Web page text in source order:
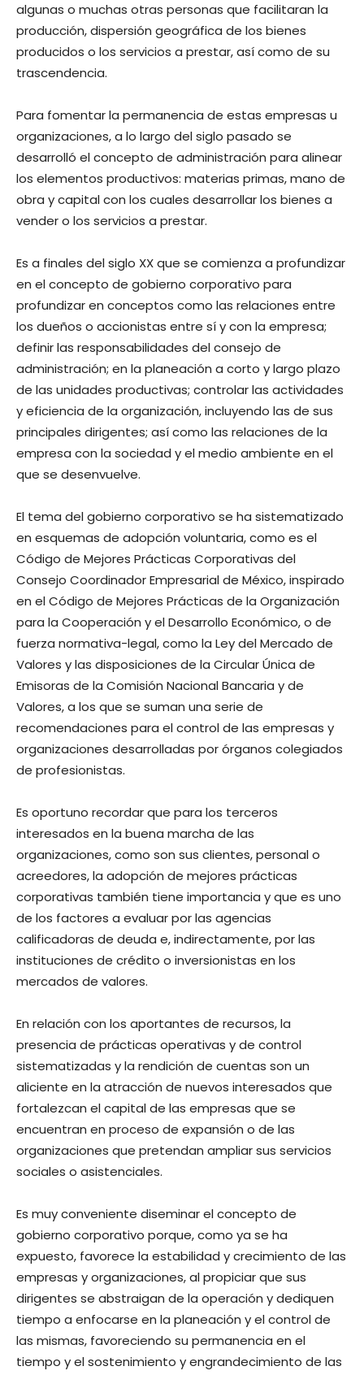
algunas o muchas otras personas que facilitaran la
producción, dispersión geográfica de los bienes
producidos o los servicios a prestar, así como de su
trascendencia.
Para fomentar la permanencia de estas empresas u
organizaciones, a lo largo del siglo pasado se
desarrolló el concepto de administración para alinear
los elementos productivos: materias primas, mano de
obra y capital con los cuales desarrollar los bienes a
vender o los servicios a prestar.
Es a finales del siglo XX que se comienza a profundizar
en el concepto de gobierno corporativo para
profundizar en conceptos como las relaciones entre
los dueños o accionistas entre sí y con la empresa;
definir las responsabilidades del consejo de
administración; en la planeación a corto y largo plazo
de las unidades productivas; controlar las actividades
y eficiencia de la organización, incluyendo las de sus
principales dirigentes; así como las relaciones de la
empresa con la sociedad y el medio ambiente en el
que se desenvuelve.
El tema del gobierno corporativo se ha sistematizado
en esquemas de adopción voluntaria, como es el
Código de Mejores Prácticas Corporativas del
Consejo Coordinador Empresarial de México, inspirado
en el Código de Mejores Prácticas de la Organización
para la Cooperación y el Desarrollo Económico, o de
fuerza normativa-legal, como la Ley del Mercado de
Valores y las disposiciones de la Circular Única de
Emisoras de la Comisión Nacional Bancaria y de
Valores, a los que se suman una serie de
recomendaciones para el control de las empresas y
organizaciones desarrolladas por órganos colegiados
de profesionistas.
Es oportuno recordar que para los terceros
interesados en la buena marcha de las
organizaciones, como son sus clientes, personal o
acreedores, la adopción de mejores prácticas
corporativas también tiene importancia y que es uno
de los factores a evaluar por las agencias
calificadoras de deuda e, indirectamente, por las
instituciones de crédito o inversionistas en los
mercados de valores.
En relación con los aportantes de recursos, la
presencia de prácticas operativas y de control
sistematizadas y la rendición de cuentas son un
aliciente en la atracción de nuevos interesados que
fortalezcan el capital de las empresas que se
encuentran en proceso de expansión o de las
organizaciones que pretendan ampliar sus servicios
sociales o asistenciales.
Es muy conveniente diseminar el concepto de
gobierno corporativo porque, como ya se ha
expuesto, favorece la estabilidad y crecimiento de las
empresas y organizaciones, al propiciar que sus
dirigentes se abstraigan de la operación y dediquen
tiempo a enfocarse en la planeación y el control de
las mismas, favoreciendo su permanencia en el
tiempo y el sostenimiento y engrandecimiento de las